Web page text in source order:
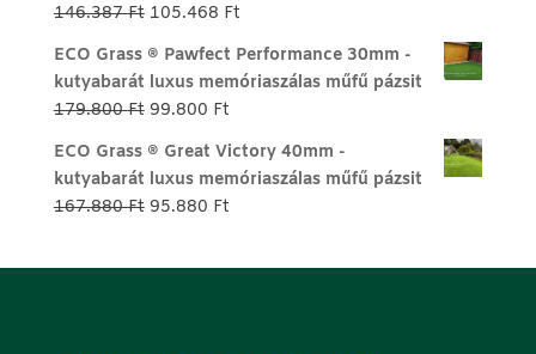
146.387Ft Original
105.468 FtCurrent
is:
ECO Grass ® Pawfect Performance 30mm -
kutyabarát luxus memóriaszálas műfű pázsit
179.800Ft Original
99.800 FtCurrent
is:
ECO Grass ® Great Victory 40mm -
kutyabarát luxus memóriaszálas műfű pázsit
167.880Ft Original
95.880 FtCurrent